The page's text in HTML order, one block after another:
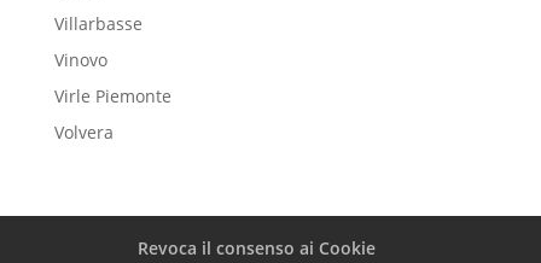
Villarbasse
Vinovo
Virle Piemonte
Volvera
Revoca il consenso ai Cookie